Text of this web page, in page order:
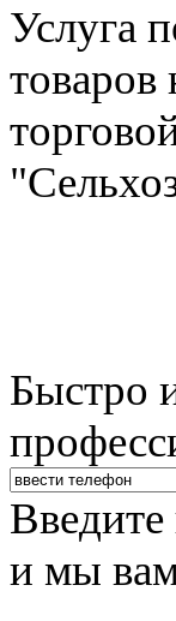
Услуга
товаров
Быстро
и мы